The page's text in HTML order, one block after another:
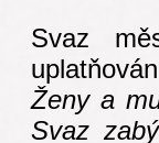
Svaz
Ženy a
Svaz